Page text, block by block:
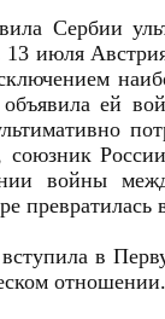
Сербии
13 июля
ей
союзник
войны
в
отношении.